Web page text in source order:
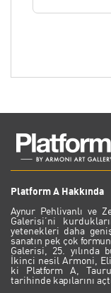
Platform A Hakkında
Aynur Pehlivanlı ve
Galerisi’ni
yetenekleri daha
sanatın pek çok
Galerisi, 25. yılında
İkinci nesil Armoni,
ki Platform A,
tarihinde kapılarını